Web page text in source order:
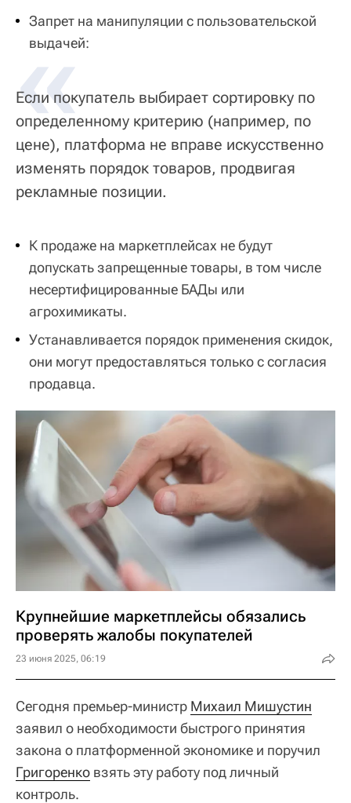
Запрет на манипуляции с пользовательской
выдачей:
«
Eсли покупатель выбирает сортировку по
определенному критерию (например, по
цене), платформа не вправе искусственно
изменять порядок товаров, продвигая
рекламные позиции.
К продаже на маркетплейсах не будут
допускать запрещенные товары, в том числе
несертифицированные БАДы или
агрохимикаты.
Устанавливается порядок применения скидок,
они могут предоставляться только с согласия
продавца.
Крупнейшие маркетплейсы обязались
проверять жалобы покупателей
23 июня 2025, 06:19
Сегодня премьер-министр Михаил Мишустин
заявил о необходимости быстрого принятия
закона о платформенной экономике и поручил
Григоренко взять эту работу под личный
контроль.